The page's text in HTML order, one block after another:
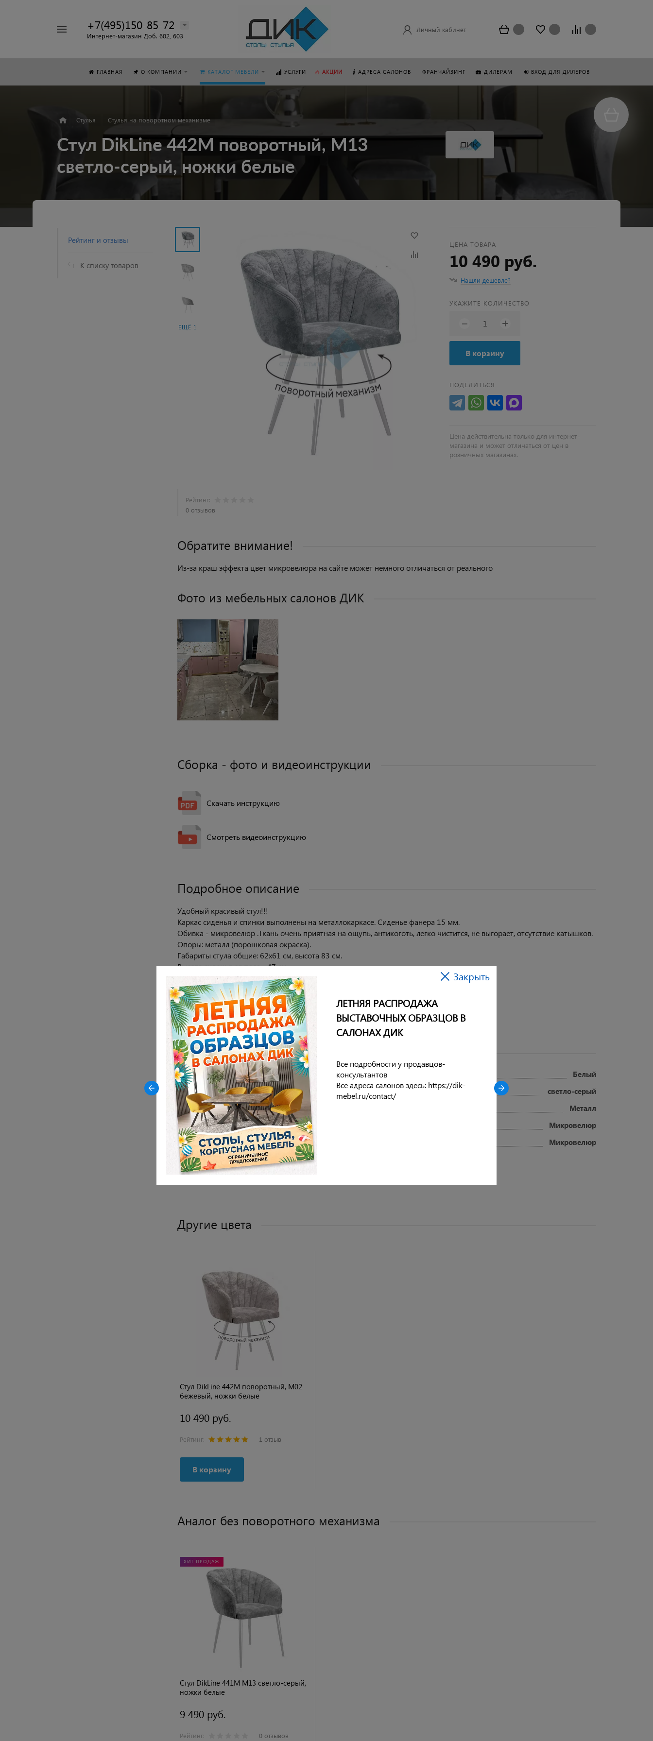
+7(495)150-85-72
Интернет-магазин Доб. 602, 603
Личный кабинет
ГЛАВНАЯ О КОМПАНИИ КАТАЛОГ МЕБЕЛИ УСЛУГИ АКЦИИ АДРЕСА САЛОНОВ ФРАНЧАЙЗИНГ ДИЛЕРАМ ВХОД ДЛЯ ДИЛЕРОВ
Стулья Стулья на поворотном механизме
Стул DikLine 442М поворотный, M13
светло-серый, ножки белые
Рейтинг и отзывы
К списку товаров
ЕЩЁ 1
Рейтинг:
0 отзывов
ЦЕНА ТОВАРА
10 490 руб.
Нашли дешевле?
УКАЖИТЕ КОЛИЧЕСТВО
− +
В корзину
ПОДЕЛИТЬСЯ
Цена действительна только для интернет-
магазина и может отличаться от цен в
розничных магазинах.
Обратите внимание!
Из-за краш эффекта цвет микровелюра на сайте может немного отличаться от реального
Фото из мебельных салонов ДИК
Сборка - фото и видеоинструкции
Скачать инструкцию
Смотреть видеоинструкцию
Подробное описание
Удобный красивый стул!!!
Каркас сиденья и спинки выполнены на металлокаркасе. Сиденье фанера 15 мм.
Обивка - микровелюр .Ткань очень приятная на ощупь, антикоготь, легко чистится, не выгорает, отсутствие катышков.
Опоры: металл (порошковая окраска).
Габариты стула общие: 62х61 см, высота 83 см.
Высота сиденья от пола - 47 см.
Высота спинки:38 см. Ширина спинки: 62 см.
Внутренний размер сиденья:48х44 см.
Максимальная нагрузка 120 кг.
Гарантия 18 месяцев.
Стул требует сборки.
Характеристики
Цвет опор
Белый
Цвет сидения
светло-серый
Материал опор
Металл
Материал сидения
Микровелюр
Материал обивки
Микровелюр
Показать все
Другие цвета
Стул DikLine 442М поворотный, M02
бежевый, ножки белые
10 490 руб.
Рейтинг: 1 отзыв
В корзину
Аналог без поворотного механизма
ХИТ ПРОДАЖ
Стул DikLine 441М M13 светло-серый,
ножки белые
9 490 руб.
Рейтинг: 0 отзывов
Закрыть
ЛЕТНЯЯ РАСПРОДАЖА
ВЫСТАВОЧНЫХ ОБРАЗЦОВ В
САЛОНАХ ДИК
Все подробности у продавцов-
консультантов
Все адреса салонов здесь: https://dik-
mebel.ru/contact/